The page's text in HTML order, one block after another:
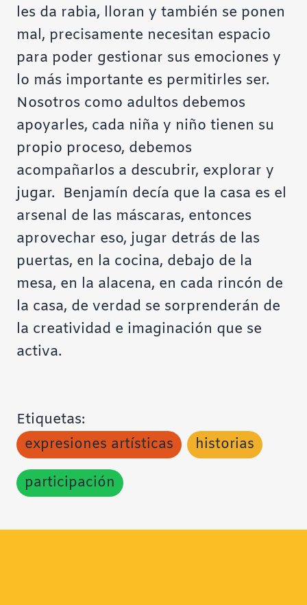
les da rabia, lloran y también se ponen
mal, precisamente necesitan espacio
para poder gestionar sus emociones y
lo más importante es permitirles ser.
Nosotros como adultos debemos
apoyarles, cada niña y niño tienen su
propio proceso, debemos
acompañarlos a descubrir, explorar y
jugar. Benjamín decía que la casa es el
arsenal de las máscaras, entonces
aprovechar eso, jugar detrás de las
puertas, en la cocina, debajo de la
mesa, en la alacena, en cada rincón de
la casa, de verdad se sorprenderán de
la creatividad e imaginación que se
activa.
Etiquetas:
expresiones artísticas
historias
participación